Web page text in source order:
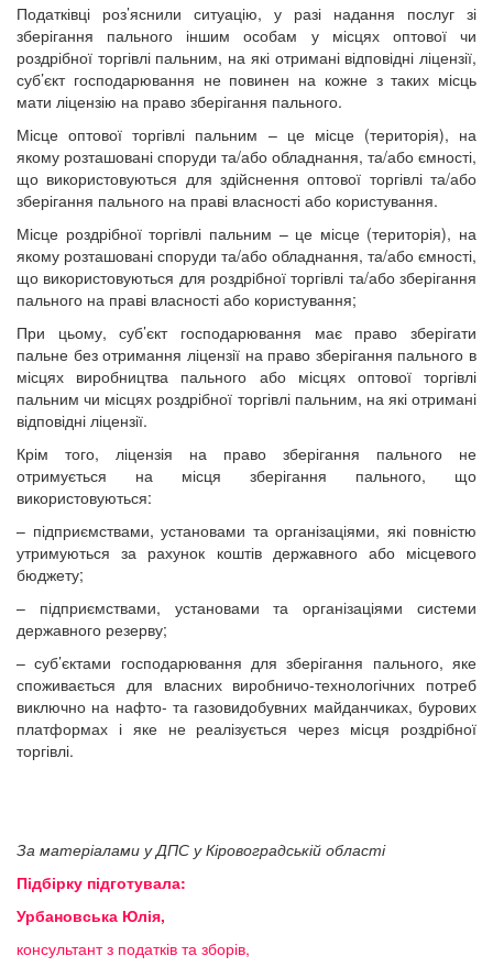
Податківці роз’яснили ситуацію, у разі надання послуг зі
зберігання пального іншим особам у місцях оптової чи
роздрібної торгівлі пальним, на які отримані відповідні ліцензії,
суб’єкт господарювання не повинен на кожне з таких місць
мати ліцензію на право зберігання пального.
Місце оптової торгівлі пальним – це місце (територія), на
якому розташовані споруди та/або обладнання, та/або ємності,
що використовуються для здійснення оптової торгівлі та/або
зберігання пального на праві власності або користування.
Місце роздрібної торгівлі пальним – це місце (територія), на
якому розташовані споруди та/або обладнання, та/або ємності,
що використовуються для роздрібної торгівлі та/або зберігання
пального на праві власності або користування;
При цьому, суб’єкт господарювання має право зберігати
пальне без отримання ліцензії на право зберігання пального в
місцях виробництва пального або місцях оптової торгівлі
пальним чи місцях роздрібної торгівлі пальним, на які отримані
відповідні ліцензії.
Крім того, ліцензія на право зберігання пального не
отримується на місця зберігання пального, що
використовуються:
– підприємствами, установами та організаціями, які повністю
утримуються за рахунок коштів державного або місцевого
бюджету;
– підприємствами, установами та організаціями системи
державного резерву;
– суб’єктами господарювання для зберігання пального, яке
споживається для власних виробничо-технологічних потреб
виключно на нафто- та газовидобувних майданчиках, бурових
платформах і яке не реалізується через місця роздрібної
торгівлі.
За матеріалами у ДПС у Кіровоградській області
Підбірку підготувала:
Урбановська Юлія,
консультант з податків та зборів,